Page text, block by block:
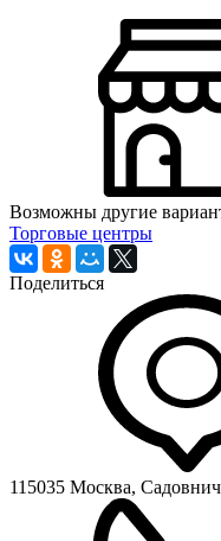
Возможны другие
Торговые центры
Поделиться
115035 Москва,